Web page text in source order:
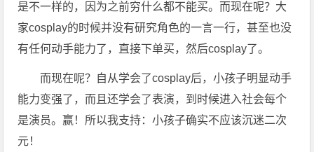
是不一样的，因为之前穷什么都不能买。而现在呢？大
家cosplay的时候并没有研究角色的一言一行，甚至也没
有任何动手能力了，直接下单买，然后cosplay了。
而现在呢？自从学会了cosplay后，小孩子明显动手
能力变强了，而且还学会了表演，到时候进入社会每个
是演员。赢！所以我支持：小孩子确实不应该沉迷二次
元！